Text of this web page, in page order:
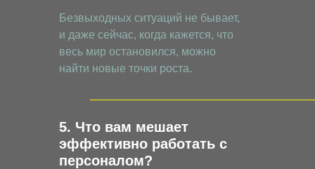
Безвыходных ситуаций не бывает,
и даже сейчас, когда кажется, что
весь мир остановился, можно
найти новые точки роста.
5. Что вам мешает
эффективно работать с
персоналом?